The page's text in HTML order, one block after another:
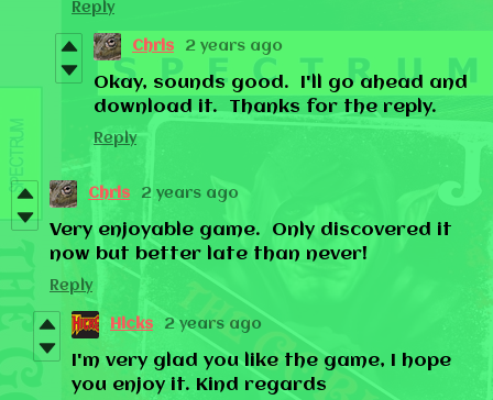
Reply
Chris 2 years ago
Okay, sounds good. I'll go ahead and
download it. Thanks for the reply.
Reply
Chris 2 years ago
Very enjoyable game. Only discovered it
now but better late than never!
Reply
Hicks 2 years ago
I'm very glad you like the game, I hope
you enjoy it. Kind regards